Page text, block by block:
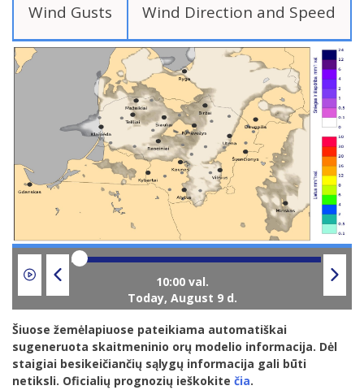
Wind Gusts Wind Direction and Speed
Today, August 9 d.
Šiuose žemėlapiuose pateikiama automatiškai
sugeneruota skaitmeninio orų modelio informacija. Dėl
staigiai besikeičiančių sąlygų informacija gali būti
netiksli. Oficialių prognozių ieškokite čia.